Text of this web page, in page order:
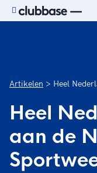
Artikelen Heel
Heel
aan de